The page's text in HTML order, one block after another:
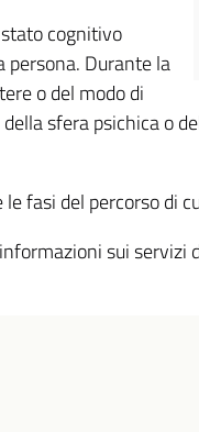
cognitivo
persona. Durante la
o del modo di
sfera psichica o
fasi del percorso di
sui